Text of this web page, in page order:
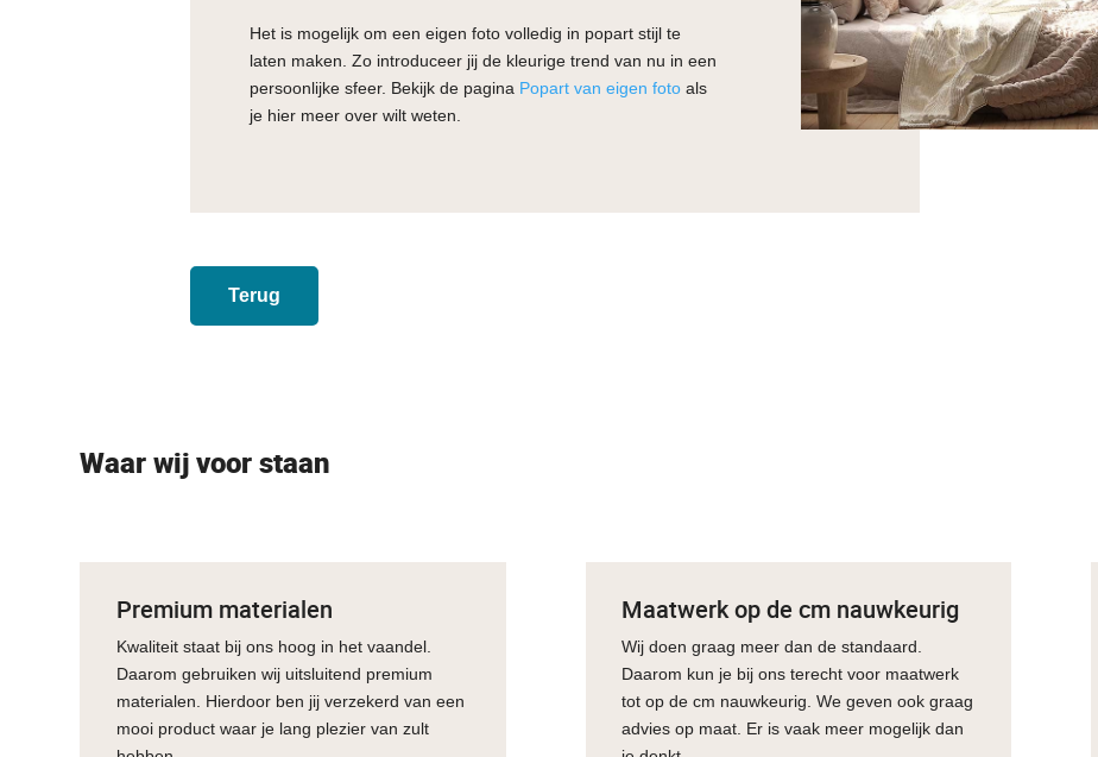
Het is mogelijk om een eigen foto volledig in popart stijl te
laten maken. Zo introduceer jij de kleurige trend van nu in een
persoonlijke sfeer. Bekijk de pagina Popart van eigen foto als
je hier meer over wilt weten.
Terug
Waar wij voor staan
Premium materialen
Kwaliteit staat bij ons hoog in het vaandel.
Daarom gebruiken wij uitsluitend premium
materialen. Hierdoor ben jij verzekerd van een
mooi product waar je lang plezier van zult
Maatwerk op de cm nauwkeurig
Wij doen graag meer dan de standaard.
Daarom kun je bij ons terecht voor maatwerk
tot op de cm nauwkeurig. We geven ook graag
advies op maat. Er is vaak meer mogelijk dan